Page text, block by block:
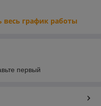
весь график работы
первый